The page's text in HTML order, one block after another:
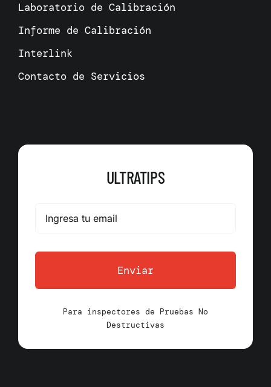
Laboratorio de Calibración
Informe de Calibración
Interlink
Contacto de Servicios
ULTRATIPS
Enviar
Para inspectores de Pruebas No
Destructivas